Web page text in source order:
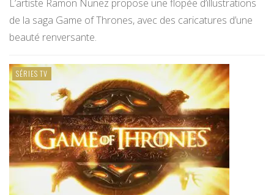
L’artiste Ramon Nunez propose une flopée d’illustrations
de la saga Game of Thrones, avec des caricatures d’une
beauté renversante.
SÉRIES TV